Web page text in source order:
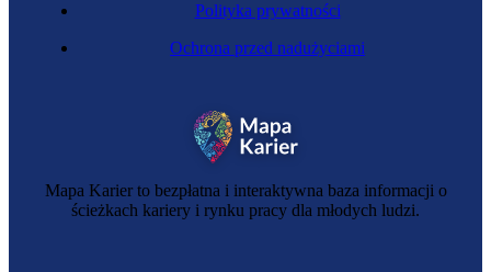
Mapa Karier to bezpłatna i interaktywna baza informacji o
ścieżkach kariery i rynku pracy dla młodych ludzi.
Polityka prywatności
Ochrona przed nadużyciami